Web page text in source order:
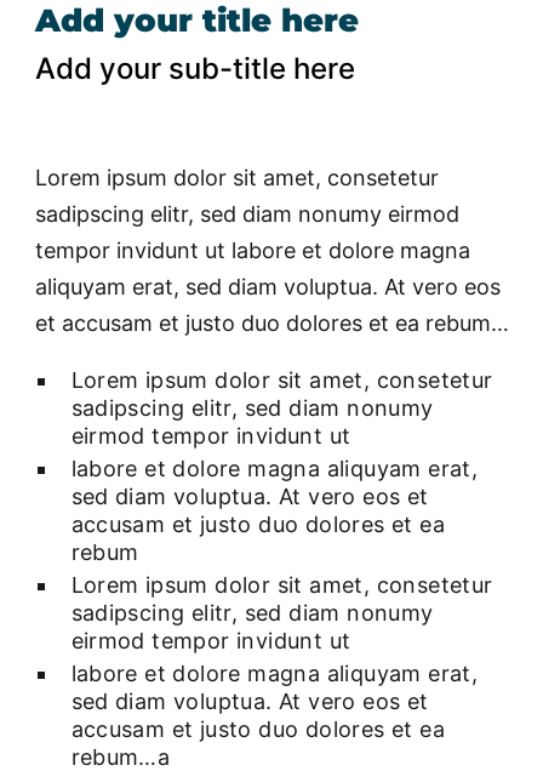
Add your title here
Add your sub-title here
Lorem ipsum dolor sit amet, consetetur
sadipscing elitr, sed diam nonumy eirmod
tempor invidunt ut labore et dolore magna
aliquyam erat, sed diam voluptua. At vero eos
et accusam et justo duo dolores et ea rebum…
Lorem ipsum dolor sit amet, consetetur
sadipscing elitr, sed diam nonumy
eirmod tempor invidunt ut
labore et dolore magna aliquyam erat,
sed diam voluptua. At vero eos et
accusam et justo duo dolores et ea
rebum
Lorem ipsum dolor sit amet, consetetur
sadipscing elitr, sed diam nonumy
eirmod tempor invidunt ut
labore et dolore magna aliquyam erat,
sed diam voluptua. At vero eos et
accusam et justo duo dolores et ea
rebum…a